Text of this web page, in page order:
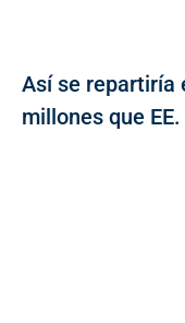
Así se repartiría
millones que